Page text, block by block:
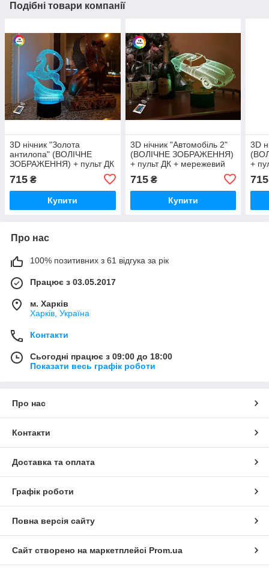
Подібні товари компанії
3D нічник "Золота
антилопа" (ВОЛІЧНЕ
ЗОБРАЖЕННЯ) + пульт ДК
+батарейки (3ААА)
3DTOYSLAMP
715 ₴
Купити
3D нічник "Автомобіль 2"
(ВОЛІЧНЕ ЗОБРАЖЕННЯ)
+ пульт ДК + мережевий
(3ААА) 3DTOYSLAMP
715₴
Купити
3D
+
715
Про нас
100% позитивних з 61 відгука за рік
Працює з 03.05.2017
м. Харків
Харків, Україна
Контакти
Сьогодні працює з 09:00 до 18:00
Показати весь графік роботи
Про нас
Контакти
Доставка та оплата
Графік роботи
Повна версія сайту
Сайт створено на маркетплейсі Prom.ua